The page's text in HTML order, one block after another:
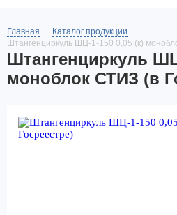
Главная
Каталог продукции
Штангенциркуль ШЦ-1-150 0,05 (к)
Штангенциркуль
моноблок СТИЗ (в